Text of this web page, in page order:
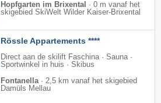
Hopfgarten im Brixental · 0 m vanaf het
skigebied SkiWelt Wilder Kaiser-Brixental
Rössle Appartements ****
Direct aan de skilift Faschina · Sauna ·
Sportwinkel in huis · Skibus
Fontanella · 2,5 km vanaf het skigebied
Damüls Mellau